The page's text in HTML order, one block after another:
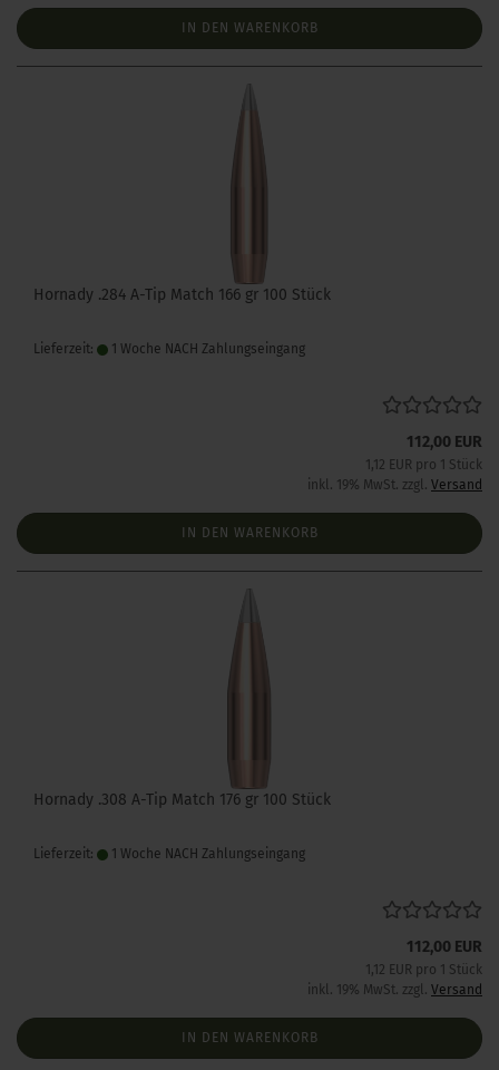
IN DEN WARENKORB
Hornady .284 A-Tip Match 166 gr 100 Stück
Lieferzeit: 1 Woche NACH Zahlungseingang
112,00 EUR
1,12 EUR pro 1 Stück
inkl. 19% MwSt. zzgl. Versand
IN DEN WARENKORB
Hornady .308 A-Tip Match 176 gr 100 Stück
Lieferzeit: 1 Woche NACH Zahlungseingang
112,00 EUR
1,12 EUR pro 1 Stück
inkl. 19% MwSt. zzgl. Versand
IN DEN WARENKORB